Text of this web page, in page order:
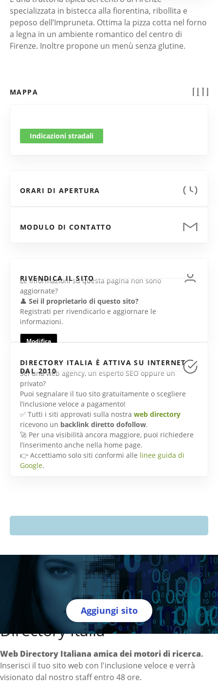
specializzata in bistecca alla fiorentina, ribollita e
peposo dell’Impruneta. Ottima la pizza cotta nel forno
a legna in un ambiente romantico del centro di
Firenze. Inoltre propone un menù senza glutine.
MAPPA
Indicazioni stradali
ORARI DI APERTURA
MODULO DI CONTATTO
RIVENDICA IL SITO
Le informazioni su questa pagina non sono
aggiornate?
👤 Sei il proprietario di questo sito?
Registrati per rivendicarlo e aggiornare le
informazioni.
Modifica
DIRECTORY ITALIA È ATTIVA SU INTERNET
DAL 2010
Sei una web agency, un esperto SEO oppure un
privato?
Puoi segnalare il tuo sito gratuitamente o scegliere
l’inclusione veloce a pagamento!
✅ Tutti i siti approvati sulla nostra web directory
ricevono un backlink diretto dofollow.
🚀 Per una visibilità ancora maggiore, puoi richiedere
l’inserimento anche nella home page.
👉 Accettiamo solo siti conformi alle linee guida di
Google.
Aggiungi sito
Directory Italia
Web Directory Italiana amica dei motori di ricerca.
Inserisci il tuo sito web con l'inclusione veloce e verrà
visionato dal nostro staff entro 48 ore.